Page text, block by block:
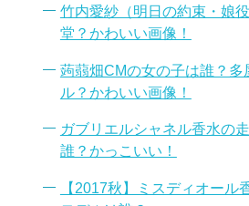
竹内愛紗（明日の約束・娘
堂？かわいい画像！
蒟蒻畑CMの女の子は誰？
ル？かわいい画像！
ガブリエルシャネル香水の
誰？かっこいい！
【2017秋】ミスディオール